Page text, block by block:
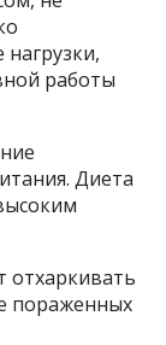
работы
Диета
отхаркивать
пораженных